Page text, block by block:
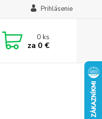
Prihlásenie
0ks
za 0 €